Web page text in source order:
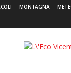
MONTAGNA
L'Eco